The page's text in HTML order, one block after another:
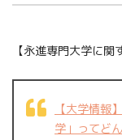
【永進専門大学に関
【大学情報
学」ってど